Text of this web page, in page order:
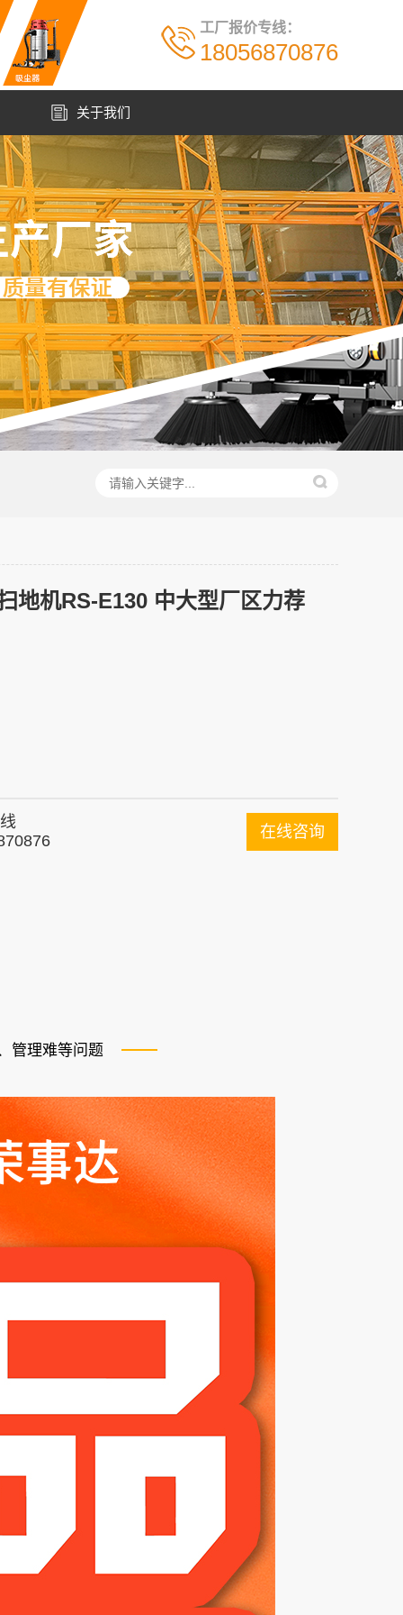
工厂报价专线：
18056870876
关于我们
地机RS-E130 中大型厂区力荐
在线咨询
管理难等问题